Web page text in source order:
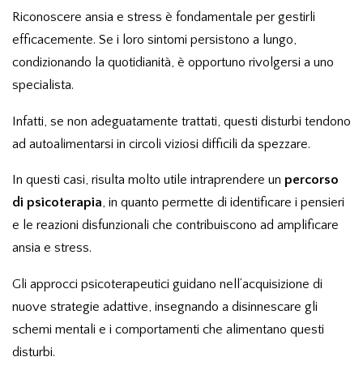
Riconoscere ansia e stress è fondamentale per gestirli
efficacemente. Se i loro sintomi persistono a lungo,
condizionando la quotidianità, è opportuno rivolgersi a uno
specialista.
Infatti, se non adeguatamente trattati, questi disturbi tendono
ad autoalimentarsi in circoli viziosi difficili da spezzare.
In questi casi, risulta molto utile intraprendere un percorso
di psicoterapia, in quanto permette di identificare i pensieri
e le reazioni disfunzionali che contribuiscono ad amplificare
ansia e stress.
Gli approcci psicoterapeutici guidano nell’acquisizione di
nuove strategie adattive, insegnando a disinnescare gli
schemi mentali e i comportamenti che alimentano questi
disturbi.